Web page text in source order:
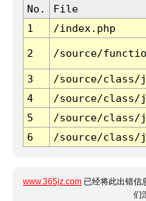
No. File
1
/index.php
2 /source/
3 /source/class/
4
/source/class/
5
/source/class/
6
/source/class/
www.365jz.com 已经将此出错信
们